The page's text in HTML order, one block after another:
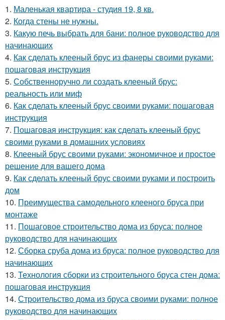
1. Маленькая квартира - студия 19, 8 кв.
2. Когда стены не нужны.
3. Какую печь выбрать для бани: полное руководство для
начинающих
4. Как сделать клееный брус из фанеры своими руками:
пошаговая инструкция
5. Собственноручно ли создать клееный брус:
реальность или миф
6. Как сделать клееный брус своими руками: пошаговая
инструкция
7. Пошаговая инструкция: как сделать клееный брус
своими руками в домашних условиях
8. Клееный брус своими руками: экономичное и простое
решение для вашего дома
9. Как сделать клееный брус своими руками и построить
дом
10. Преимущества самодельного клееного бруса при
монтаже
11. Пошаговое строительство дома из бруса: полное
руководство для начинающих
12. Сборка сруба дома из бруса: полное руководство для
начинающих
13. Технология сборки из строительного бруса стен дома:
пошаговая инструкция
14. Строительство дома из бруса своими руками: полное
руководство для начинающих